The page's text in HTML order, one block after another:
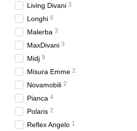
Living Divani 3
Longhi 6
Malerba 3
MaxDivani 3
Midj 9
Misura Emme 2
Novamobili 2
Pianca 4
Polaris 2
Reflex Angelo 1